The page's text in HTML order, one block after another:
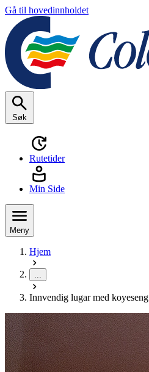
Gå til hovedinnholdet
Søk
Rutetider
Min Side
Meny
Hjem
Innvendig lugar med koyeseng